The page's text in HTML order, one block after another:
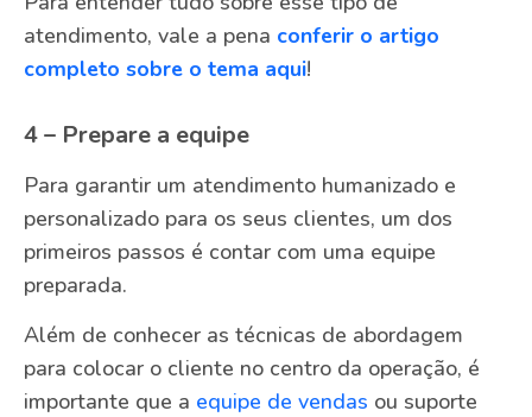
atendimento, vale a pena conferir o artigo
completo sobre o tema aqui!
4 – Prepare a equipe
Para garantir um atendimento humanizado e
personalizado para os seus clientes, um dos
primeiros passos é contar com uma equipe
preparada.
Além de conhecer as técnicas de abordagem
para colocar o cliente no centro da operação, é
importante que a equipe de vendas ou suporte